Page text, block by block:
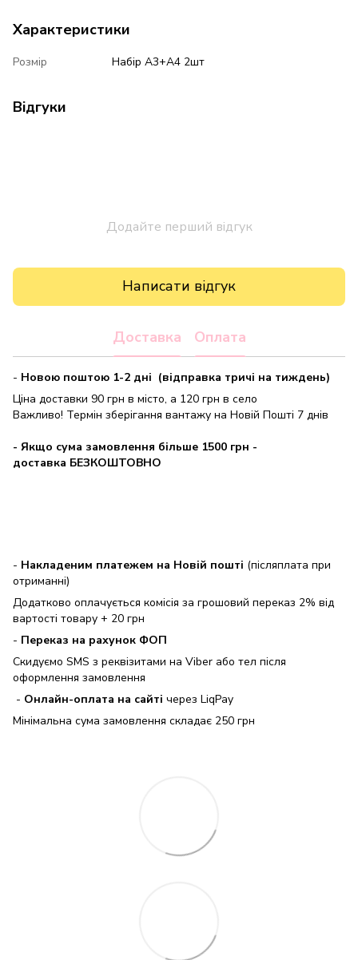
Характеристики
Розмір Набір А3+А4 2шт
Відгуки
Додайте перший відгук
Написати відгук
Доставка Оплата
- Новою поштою 1-2 дні (відправка тричі на тиждень)
Ціна доставки 90 грн в місто, а 120 грн в село
Важливо! Термін зберігання вантажу на Новій Пошті 7 днів
- Якщо сума замовлення більше 1500 грн -
доставка БЕЗКОШТОВНО
- Накладеним платежем на Новій пошті (післяплата при
отриманні)
Додатково оплачується комісія за грошовий переказ 2% від
вартості товару + 20 грн
- Переказ на рахунок ФОП
Скидуємо SMS з реквізитами на Viber або тел після
оформлення замовлення
- Онлайн-оплата на сайті через LiqPay
Мінімальна сума замовлення складає 250 грн